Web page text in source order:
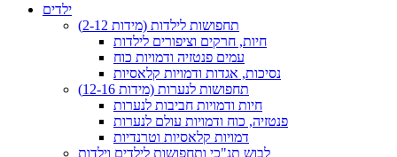
ילדים
תחפושות לילדות (מידות 2-12)
חיות, חרקים וציפורים לילדות
עמים פנטזיה ודמויות כוח
נסיכות, אגדות ודמויות קלאסיות
תחפושות לנערות (מידות 12-16)
חיות ודמויות חביבות לנערות
פנטזיה, כוח ודמויות עולם לנערות
דמויות קלאסיות וטרנדיות
לבוש תנ"כי ותחפושות לילדים וילדות